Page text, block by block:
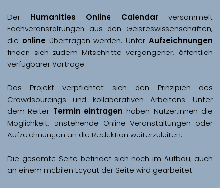
Der Humanities Online Calendar versammelt
Fachveranstaltungen aus den Geisteswissenschaften,
die online übertragen werden. Unter Aufzeichnungen
finden sich zudem Mitschnitte vergangener, öffentlich
Das Projekt verpflichtet sich den Prinzipien des
Crowdsourcings und kollaborativen Arbeitens. Unter
dem Reiter Termin eintragen haben Nutzer:innen die
Möglichkeit, anstehende Online-Veranstaltungen oder
Aufzeichnungen an die Redaktion weiterzuleiten.
Die gesamte Seite befindet sich noch im Aufbau; auch